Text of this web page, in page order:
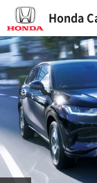
Honda